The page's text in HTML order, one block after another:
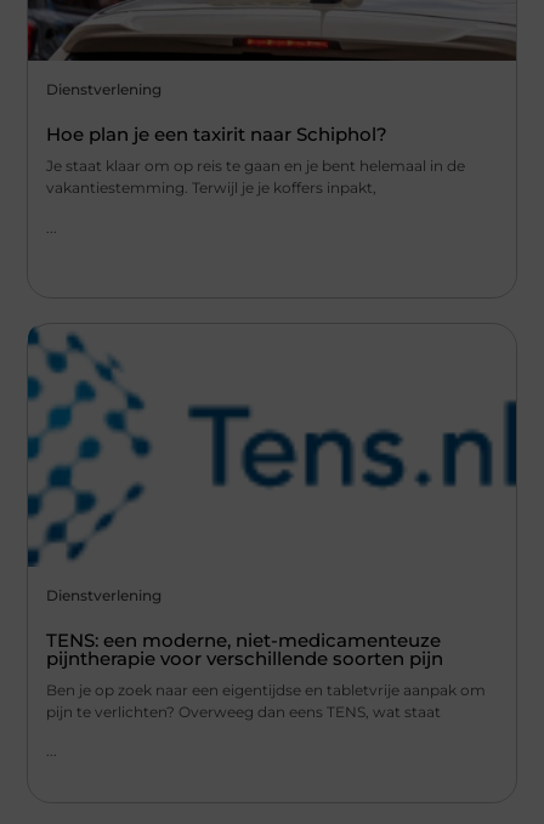
Dienstverlening
Hoe plan je een taxirit naar Schiphol?
Je staat klaar om op reis te gaan en je bent helemaal in de
vakantiestemming. Terwijl je je koffers inpakt,
Dienstverlening
TENS: een moderne, niet-medicamenteuze
pijntherapie voor verschillende soorten pijn
Ben je op zoek naar een eigentijdse en tabletvrije aanpak om
pijn te verlichten? Overweeg dan eens TENS, wat staat
...